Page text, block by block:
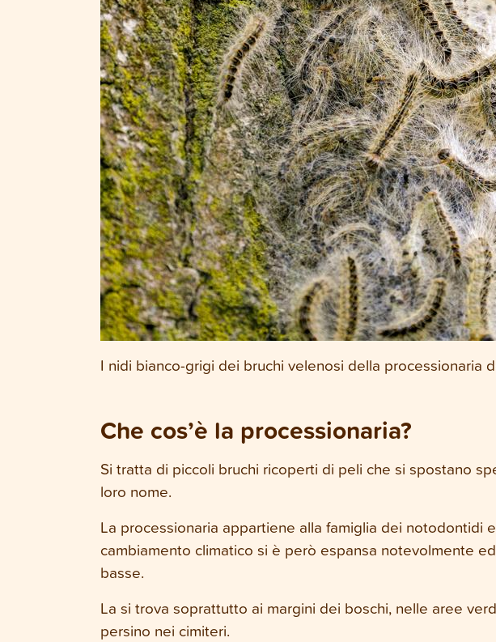
I nidi bianco-grigi dei bruchi velenosi della processionaria
Che cos’è la processionaria?
Si tratta di piccoli bruchi ricoperti di peli che si spostano
loro nome.
La processionaria appartiene alla famiglia dei notodontidi
cambiamento climatico si è però espansa notevolmente
basse.
La si trova soprattutto ai margini dei boschi, nelle aree
persino nei cimiteri.